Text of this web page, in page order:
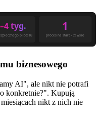
tyg.
pilotażu
1
proces na start – zawsze
biznesowego
AI", ale nikt nie potrafi
konkretnie?". Kupują
nikt z nich nie